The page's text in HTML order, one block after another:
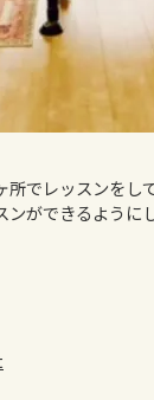
所でレッスンをし
ができるよう